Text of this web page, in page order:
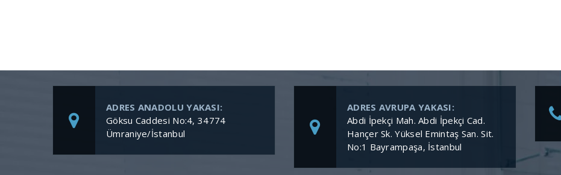
ADRES ANADOLU YAKASI:
Göksu Caddesi No:4, 34774
Ümraniye/İstanbul
ADRES AVRUPA YAKASI:
Abdi İpekçi Mah. Abdi İpekçi Cad.
Hançer Sk. Yüksel Emintaş San. Sit.
No:1 Bayrampaşa, İstanbul